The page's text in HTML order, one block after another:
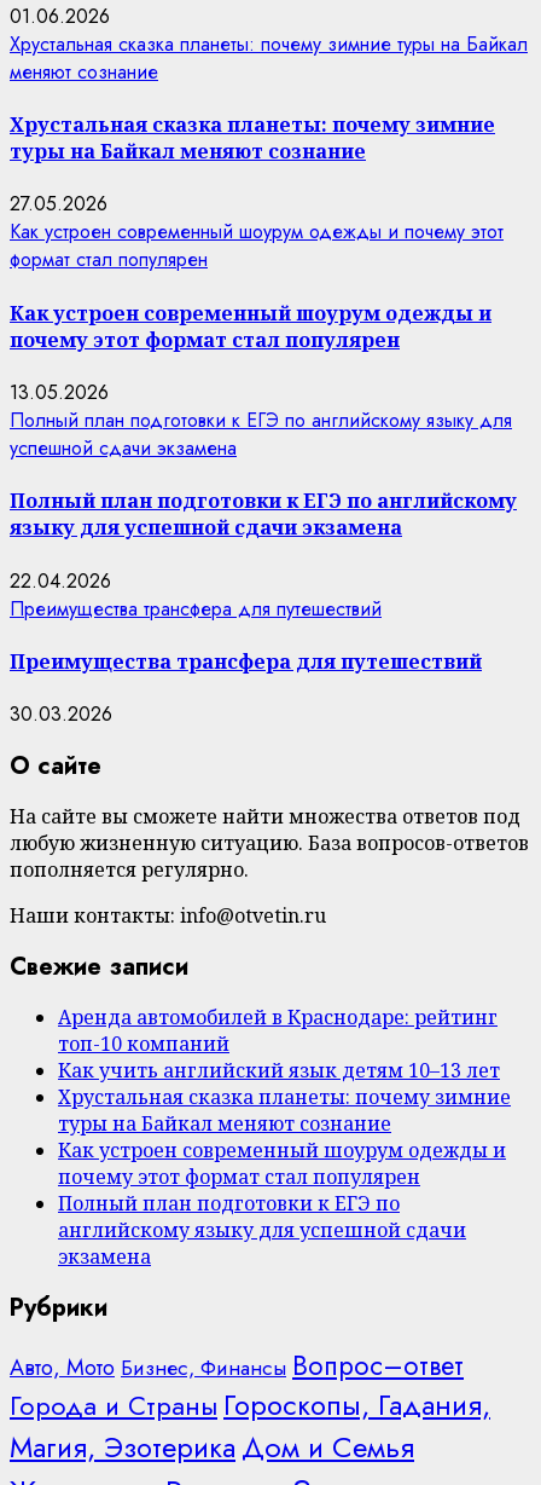
01.06.2026
Хрустальная сказка планеты: почему зимние туры на Байкал
меняют сознание
Хрустальная сказка планеты: почему зимние
туры на Байкал меняют сознание
27.05.2026
Как устроен современный шоурум одежды и почему этот
формат стал популярен
Как устроен современный шоурум одежды и
почему этот формат стал популярен
13.05.2026
Полный план подготовки к ЕГЭ по английскому языку для
успешной сдачи экзамена
Полный план подготовки к ЕГЭ по английскому
языку для успешной сдачи экзамена
22.04.2026
Преимущества трансфера для путешествий
Преимущества трансфера для путешествий
30.03.2026
О сайте
На сайте вы сможете найти множества ответов под
любую жизненную ситуацию. База вопросов-ответов
пополняется регулярно.
Наши контакты: info@otvetin.ru
Свежие записи
Аренда автомобилей в Краснодаре: рейтинг
топ-10 компаний
Как учить английский язык детям 10–13 лет
Хрустальная сказка планеты: почему зимние
туры на Байкал меняют сознание
Как устроен современный шоурум одежды и
почему этот формат стал популярен
Полный план подготовки к ЕГЭ по
английскому языку для успешной сдачи
экзамена
Рубрики
Авто, Мото Бизнес, Финансы Вопрос–ответ
Города и Страны Гороскопы, Гадания,
Магия, Эзотерика Дом и Семья